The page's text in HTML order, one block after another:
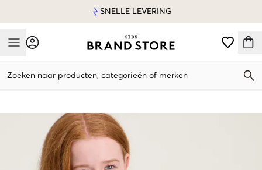
SNELLE LEVERING
Mobile Menu
Zoeken naar producten, categorieën of merken